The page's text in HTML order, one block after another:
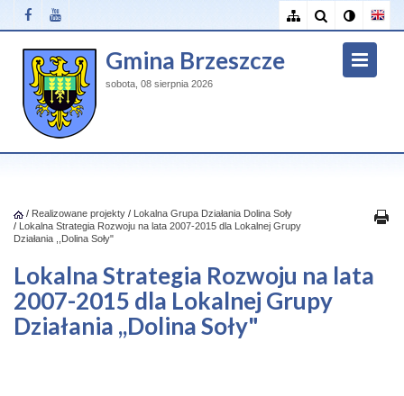
Gmina Brzeszcze
sobota, 08 sierpnia 2026
/ Realizowane projekty / Lokalna Grupa Działania Dolina Soły
/ Lokalna Strategia Rozwoju na lata 2007-2015 dla Lokalnej Grupy
Działania ,,Dolina Soły"
Lokalna Strategia Rozwoju na lata
2007-2015 dla Lokalnej Grupy
Działania ,,Dolina Soły"